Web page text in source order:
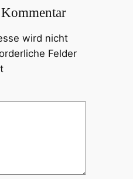
wird nicht
Felder